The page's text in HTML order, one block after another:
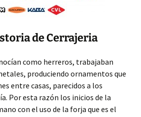
de Cerrajeria
como herreros, trabajaban
produciendo ornamentos que
entre casas, parecidos a los
Por esta razón los inicios de la
con el uso de la forja que es el